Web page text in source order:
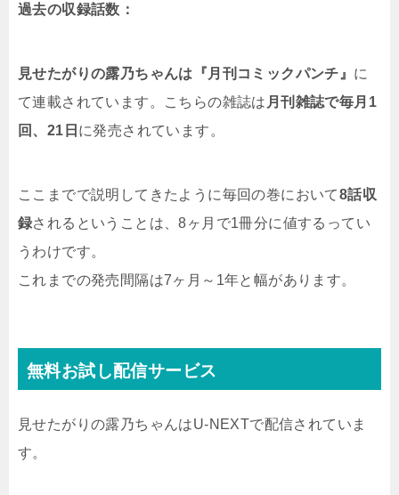
過去の収録話数：
見せたがりの露乃ちゃんは『月刊コミックパンチ』 に
て連載されています。こちらの雑誌は 月刊雑誌で毎月1
回、21日 に発売されています。
ここまでで説明してきたように毎回の巻において8話収
録されるということは、8ヶ月で1冊分に値するってい
うわけです。
これまでの発売間隔は7ヶ月～1年と幅があります。
無料お試し配信サービス
見せたがりの露乃ちゃんはU-NEXTで配信されていま
す。